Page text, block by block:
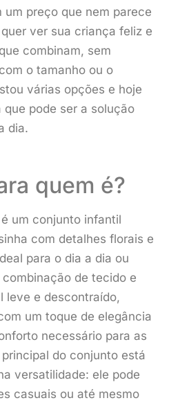
preço que nem parece
ver sua criança feliz e
combinam, sem
o tamanho ou o
várias opções e hoje
pode ser a solução
dia.
quem é?
um conjunto infantil
com detalhes florais e
para o dia a dia ou
de tecido e
leve e descontraído,
um toque de elegância
necessário para as
do conjunto está
versatilidade: ele pode
casuais ou até mesmo